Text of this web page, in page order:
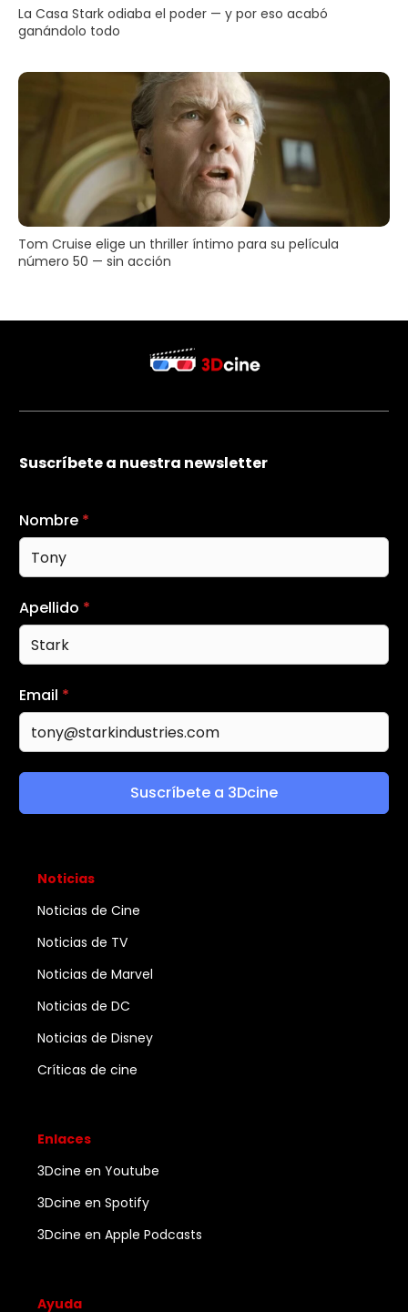
La Casa Stark odiaba el poder — y por eso acabó
ganándolo todo
Tom Cruise elige un thriller íntimo para su película
número 50 — sin acción
Suscríbete a nuestra newsletter
Nombre *
Apellido *
Email *
Suscríbete a 3Dcine
Noticias
Noticias de Cine
Noticias de TV
Noticias de Marvel
Noticias de DC
Noticias de Disney
Críticas de cine
Enlaces
3Dcine en Youtube
3Dcine en Spotify
3Dcine en Apple Podcasts
Ayuda